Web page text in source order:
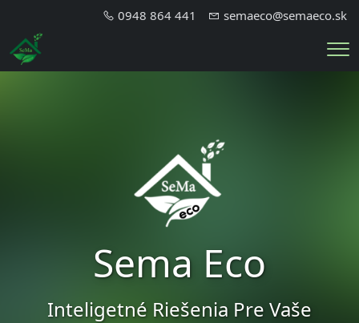
0948 864 441 semaeco@semaeco.sk
Sema Eco
Inteligetné Riešenia Pre Vaše